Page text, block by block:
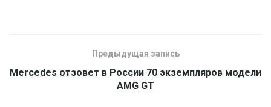
Предыдущая запись
Mercedes отзовет в России 70 экземпляров модели
AMG GT